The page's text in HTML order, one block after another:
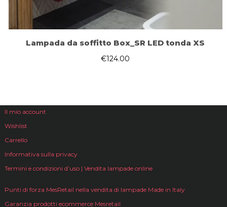
Lampada da soffitto Box_SR LED tonda XS
€124.00
Il mio account
Wishlist
Carrello
Informativa sulla privacy
Termini e condizioni d’uso | Vendita lampade online
Punti di forza MesRetail nella vendita di lampade Made in Italy
Garanzia prodotti ecommerce Mesretail